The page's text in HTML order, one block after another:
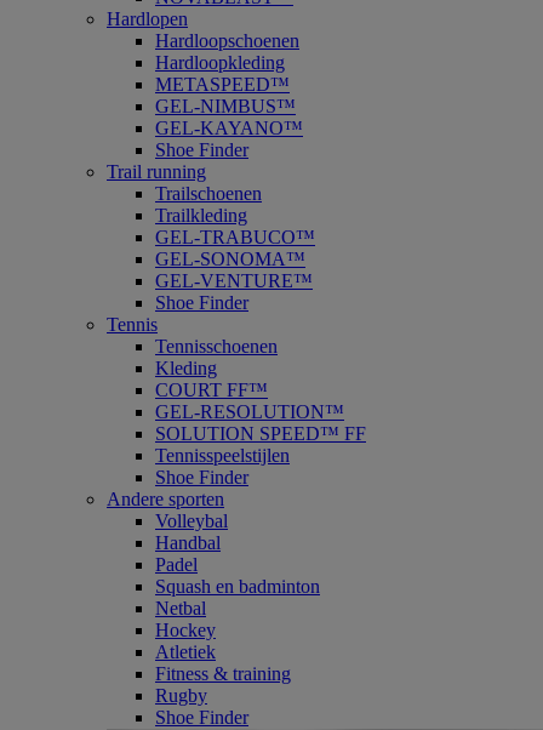
Hardlopen
Hardloopschoenen
Hardloopkleding
METASPEED™
GEL-NIMBUS™
GEL-KAYANO™
Shoe Finder
Trail running
Trailschoenen
Trailkleding
GEL-TRABUCO™
GEL-SONOMA™
GEL-VENTURE™
Shoe Finder
Tennis
Tennisschoenen
Kleding
COURT FF™
GEL-RESOLUTION™
SOLUTION SPEED™ FF
Tennisspeelstijlen
Shoe Finder
Andere sporten
Volleybal
Handbal
Padel
Squash en badminton
Netbal
Hockey
Atletiek
Fitness & training
Rugby
Shoe Finder